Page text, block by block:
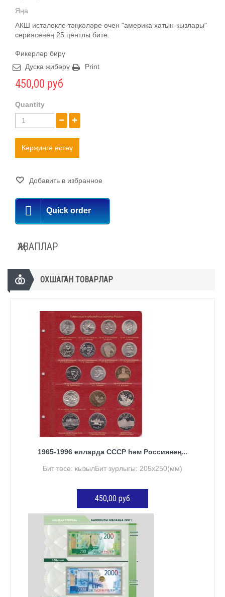
Яңа
АКШ истәлекле тәңкәләре өчен "америка хатын-кызлары"
сериясенең 25 центлы бите.
Фикерләр бирү
Дуска җибәрү
Print
450,00 руб
Quantity
Кәрҗингә өстәү
Добавить в избранное
Quick order
ҖАВАПЛАР
ОХШАГАН ТОВАРЛАР
1965-1996 елларда СССР һәм Россиянең...
Бит төсе: кызылБит зурлыгы: 205х250(мм)
450,00 руб
КӘРҖИНГӘ ӨСТӘҮ